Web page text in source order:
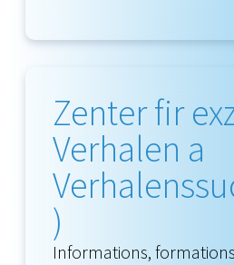
Zenter fir
Verhalen a
)
Informations,